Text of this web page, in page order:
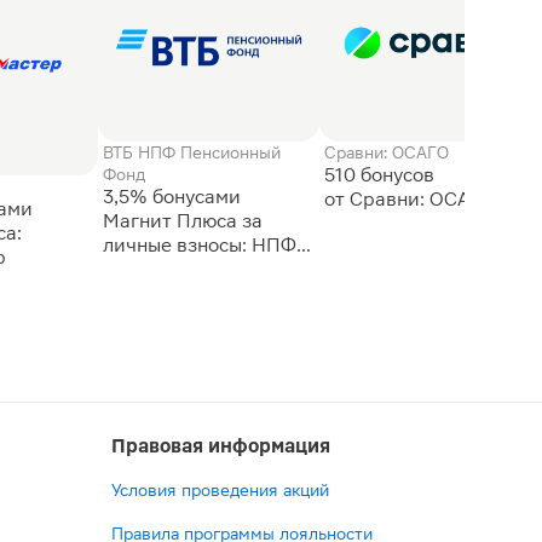
ВТБ НПФ Пенсионный
Фонд
3,5% бонусами
Магнит Плюса за
личные взносы: НПФ
Сравни: ОСАГО
510 бонусов
Правовая информация
Условия проведения акций
Правила программы лояльности